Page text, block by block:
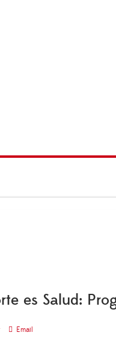
es Salud:
Email